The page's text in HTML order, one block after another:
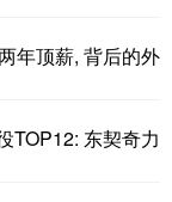
年顶薪, 背后的外
TOP12: 东契奇力